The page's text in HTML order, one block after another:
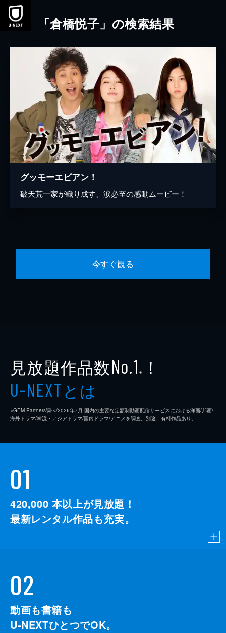
本文へスキップ
「倉橋悦子」の検索結果
グッモーエビアン！
破天荒一家が織り成す、涙必至の感動ムービー！
今すぐ観る
見放題作品数No.1 ※ ！
U-NEXTとは
※GEM Partners調べ/2026年7⽉ 国内の主要な定額制動画配信サービスにおける洋画/邦画/
海外ドラマ/韓流・アジアドラマ/国内ドラマ/アニメを調査。別途、有料作品あり。
01
420,000 本以上が見放題！
最新レンタル作品も充実。
02
動画も書籍も
U-NEXTひとつでOK。